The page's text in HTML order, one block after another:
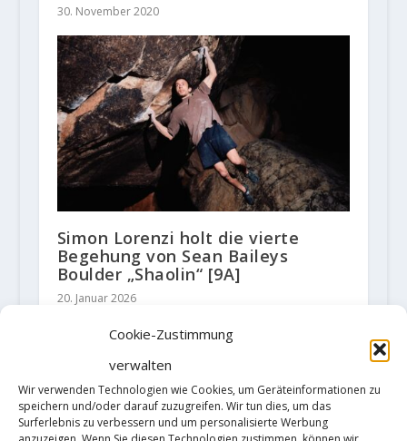
Cookie-Zustimmung
verwalten
Wir verwenden Technologien wie Cookies, um Geräteinformationen zu
speichern und/oder darauf zuzugreifen. Wir tun dies, um das
Surferlebnis zu verbessern und um personalisierte Werbung
30. November 2020
Simon Lorenzi holt die vierte
Begehung von Sean Baileys
Boulder „Shaolin“ [9A]
20. Januar 2026